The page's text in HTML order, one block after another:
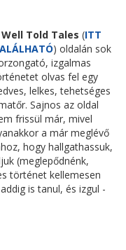
Well Told Tales (ITT
) oldalán sok
izgalmas
olvas fel egy
lelkes, tehetséges
Sajnos az oldal
frissül már, mivel
a már meglévő
hogy hallgathassuk,
(meglepődnénk,
történet kellemesen
is tanul, és izgul -